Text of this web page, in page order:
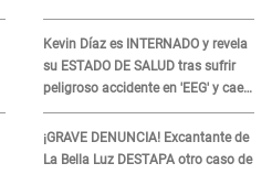
Kevin Díaz es INTERNADO y revela
su ESTADO DE SALUD tras sufrir
peligroso accidente en 'EEG' y caer
desde altura de ocho metros
¡GRAVE DENUNCIA! Excantante de
La Bella Luz DESTAPA otro caso de